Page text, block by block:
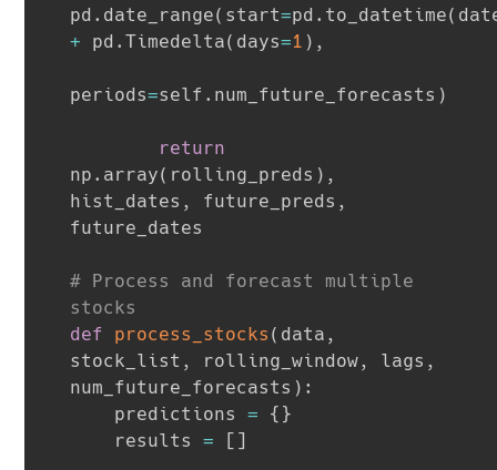
pd . date_range( start=pd . to_datetime(
+ pd .Timedelta( days=1 ) ,
periods=self . num_future_forecasts )
return
np . array( rolling_preds ) ,
hist_dates , future_preds ,
future_dates
# Process and forecast multiple
stocks
def
process_stocks ( data ,
stock_list , rolling_window, lags ,
num_future_forecasts ) :
    predictions
= { }
    results
= [ ]